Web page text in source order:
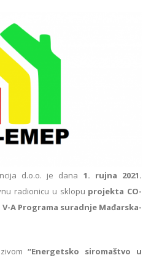
d.o.o. je dana 1. rujna 2021.
radionicu u sklopu projekta CO-
A Programa suradnje Mađarska-
“Energetsko siromaštvo u